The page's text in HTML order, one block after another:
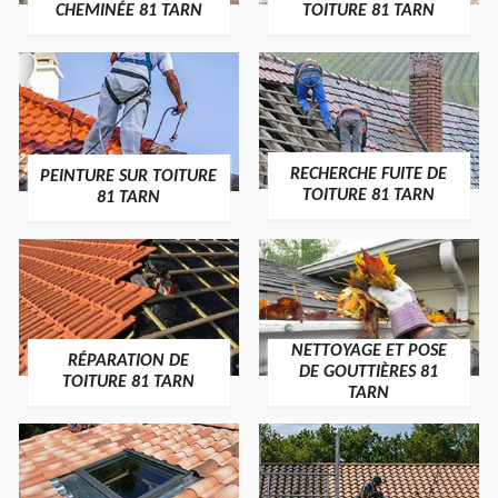
CHEMINÉE 81 TARN
TOITURE 81 TARN
PEINTURE SUR TOITURE
81 TARN
RECHERCHE FUITE DE
TOITURE 81 TARN
RÉPARATION DE
TOITURE 81 TARN
NETTOYAGE ET POSE
DE GOUTTIÈRES 81
TARN